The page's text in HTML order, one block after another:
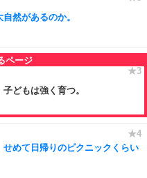
然があるのか。
どもは強く育つ。
せめて日帰りのピクニックくらい